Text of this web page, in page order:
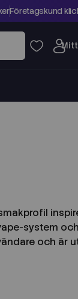
Företagskund
system
och är